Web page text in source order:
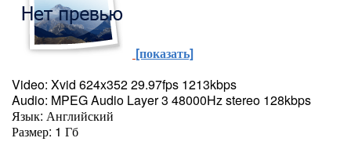
[показать]
Video: Xvid 624x352 29.97fps 1213kbps
Audio: MPEG Audio Layer 3 48000Hz stereo 128kbps
Язык: Английский
Размер: 1 Гб